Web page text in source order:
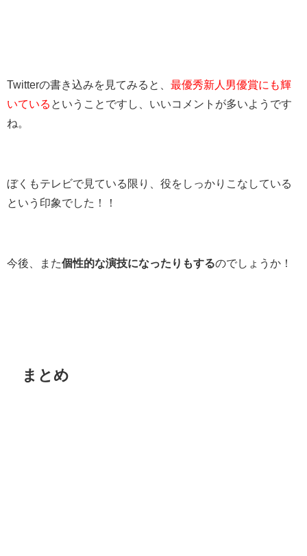
Twitterの書き込みを見てみると、 最優秀新人男優賞にも輝
いている ということですし、いいコメントが多いようです
ね。
ぼくもテレビで見ている限り、役をしっかりこなしている
という印象でした！！
今後、また個性的な演技になったりもするのでしょうか！
まとめ